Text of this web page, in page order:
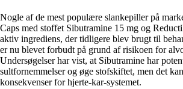
Nogle af de mest populære slankepiller på
Caps med stoffet Sibutramine 15 mg og
aktiv ingrediens, der tidligere blev brugt til
er nu blevet forbudt på grund af risikoen for
Undersøgelser har vist, at Sibutramine har
sultfornemmelser og øge stofskiftet, men det
konsekvenser for hjerte-kar-systemet.